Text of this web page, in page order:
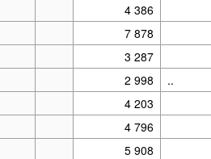
4 386
7 878
3 287
2 998 ..
4 203
4 796
5 908